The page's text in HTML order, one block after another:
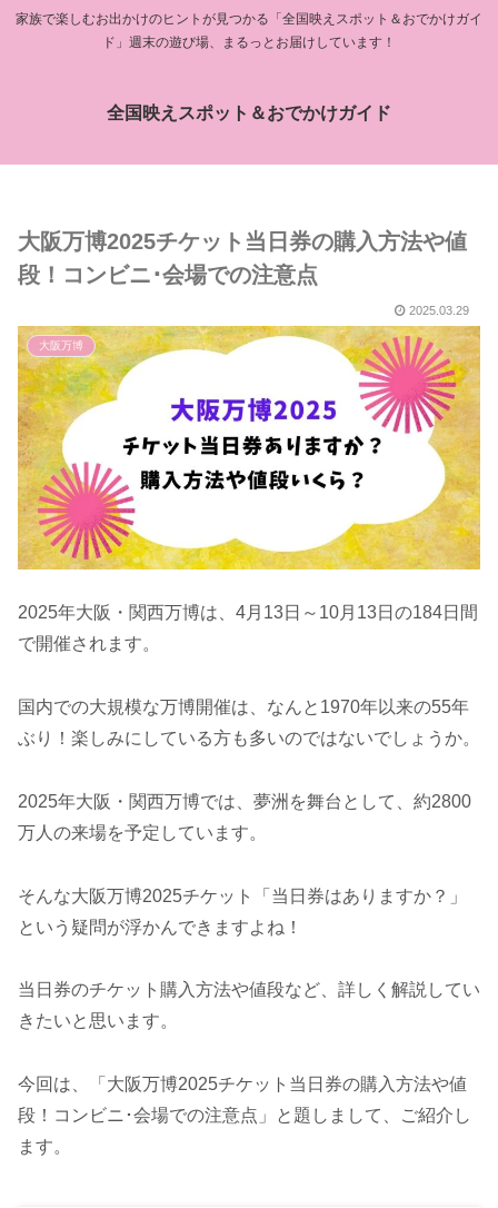
家族で楽しむお出かけのヒントが見つかる「全国映えスポット＆おでかけガイ
ド」週末の遊び場、まるっとお届けしています！
全国映えスポット＆おでかけガイド
大阪万博2025チケット当日券の購入方法や値
段！コンビニ･会場での注意点
2025.03.29
大阪万博
2025年大阪・関西万博は、4月13日～10月13日の184日間
で開催されます。
国内での大規模な万博開催は、なんと1970年以来の55年
ぶり！楽しみにしている方も多いのではないでしょうか。
2025年大阪・関西万博では、夢洲を舞台として、約2800
万人の来場を予定しています。
そんな大阪万博2025チケット「当日券はありますか？」
という疑問が浮かんできますよね！
当日券のチケット購入方法や値段など、詳しく解説してい
きたいと思います。
今回は、「大阪万博2025チケット当日券の購入方法や値
段！コンビニ･会場での注意点」と題しまして、ご紹介し
ます。